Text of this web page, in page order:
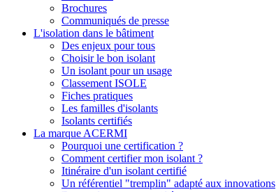
Brochures
Communiqués de presse
L'isolation dans le bâtiment
Des enjeux pour tous
Choisir le bon isolant
Un isolant pour un usage
Classement ISOLE
Fiches pratiques
Les familles d'isolants
Isolants certifiés
La marque ACERMI
Pourquoi une certification ?
Comment certifier mon isolant ?
Itinéraire d'un isolant certifié
Un référentiel "tremplin" adapté aux innovations